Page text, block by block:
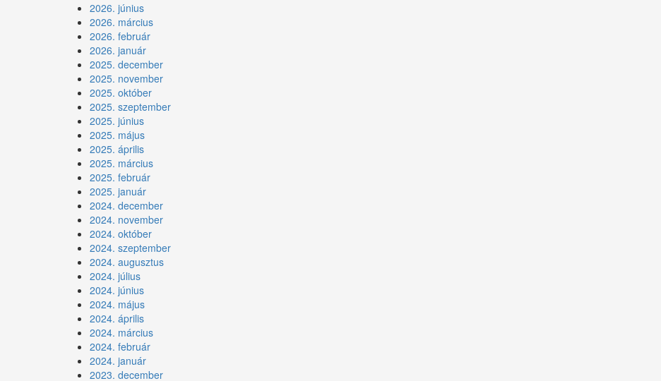
2026. június
2026. március
2026. február
2026. január
2025. december
2025. november
2025. október
2025. szeptember
2025. június
2025. május
2025. április
2025. március
2025. február
2025. január
2024. december
2024. november
2024. október
2024. szeptember
2024. augusztus
2024. július
2024. június
2024. május
2024. április
2024. március
2024. február
2024. január
2023. december